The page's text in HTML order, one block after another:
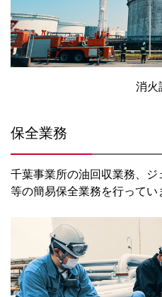
消火
保全業務
千葉事業所の油回収業務、
等の簡易保全業務を行ってい